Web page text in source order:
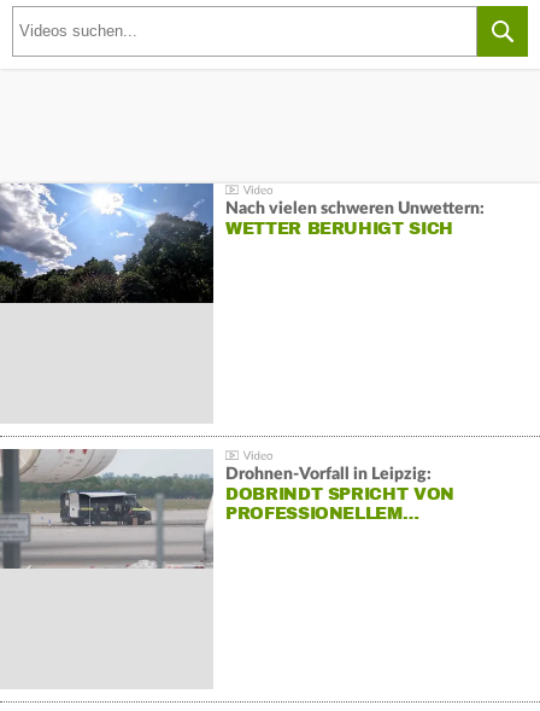
Nach vielen schweren Unwettern:
WETTER BERUHIGT SICH
Drohnen-Vorfall in Leipzig:
DOBRINDT SPRICHT VON
PROFESSIONELLEM…